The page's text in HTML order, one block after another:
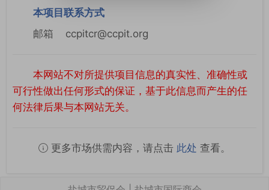
本项目联系方式
邮箱 ccpitcr@ccpit.org
本网站不对所提供项目信息的真实性、准确性或
可行性做出任何形式的保证，基于此信息而产生的任
何法律后果与本网站无关。
更多市场供需内容，请点击 此处 查看。